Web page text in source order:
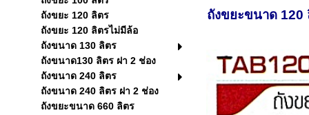
ถังขยะ 120 ลิตร
ถังขยะ 120 ลิตรไม่มีล้อ
ถังขนาด 130 ลิตร
ถังขนาด130 ลิตร ฝา 2 ช่อง
ถังขนาด 240 ลิตร
ถังขนาด 240 ลิตร ฝา 2 ช่อง
ถังขยะขนาด 660 ลิตร
ถังขยะขนาด 120